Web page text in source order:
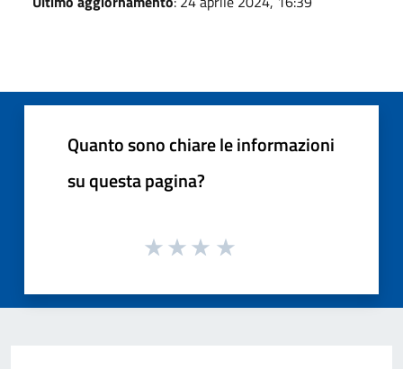
Quanto sono chiare le informazioni
su questa pagina?